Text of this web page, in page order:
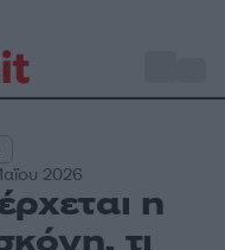
2026
η